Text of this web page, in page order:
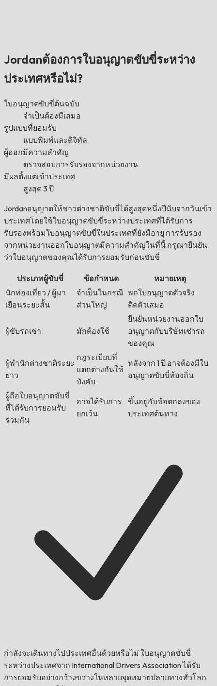
Jordanต้องการใบอนุญาตขับขี่ระหว่าง
ประเทศหรือไม่?
ใบอนุญาตขับขี่ต้นฉบับ
จำเป็นต้องมีเสมอ
รูปแบบที่ยอมรับ
แบบพิมพ์และดิจิทัล
ผู้ออกมีความสำคัญ
ตรวจสอบการรับรองจากหน่วยงาน
มีผลตั้งแต่เข้าประเทศ
สูงสุด 3 ปี
Jordanอนุญาตให้ชาวต่างชาติขับขี่ได้สูงสุดหนึ่งปีนับจากวันเข้า
ประเทศโดยใช้ใบอนุญาตขับขี่ระหว่างประเทศที่ได้รับการ
รับรองพร้อมใบอนุญาตขับขี่ในประเทศที่ยังมีอายุ การรับรอง
จากหน่วยงานออกใบอนุญาตมีความสำคัญในที่นี้ กรุณายืนยัน
ว่าใบอนุญาตของคุณได้รับการยอมรับก่อนขับขี่
ประเภทผู้ขับขี่ ข้อกำหนด
หมายเหตุ
นักท่องเที่ยว / ผู้มา
เยือนระยะสั้น
จำเป็นในกรณี
ส่วนใหญ่
พกใบอนุญาตตัวจริง
ติดตัวเสมอ
ผู้ขับรถเช่า มักต้องใช้
ยืนยันหน่วยงานออกใบ
อนุญาตกับบริษัทเช่ารถ
ของคุณ
ผู้พำนักต่างชาติระยะ
ยาว
กฎระเบียบที่
แตกต่างกันใช้
บังคับ
หลังจาก 1 ปี อาจต้องมีใบ
อนุญาตขับขี่ท้องถิ่น
ผู้ถือใบอนุญาตขับขี่
ที่ได้รับการยอมรับ
ร่วมกัน
อาจได้รับการ
ยกเว้น
ขึ้นอยู่กับข้อตกลงของ
ประเทศต้นทาง
กำลังจะเดินทางไปประเทศอื่นด้วยหรือไม่ ใบอนุญาตขับขี่
ระหว่างประเทศจาก International Drivers Association ได้รับ
การยอมรับอย่างกว้างขวางในหลายจุดหมายปลายทางทั่วโลก